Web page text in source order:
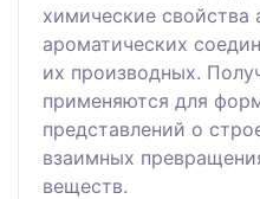
химические свойства
ароматических
их производных.
применяются для
представлений о
взаимных
веществ.